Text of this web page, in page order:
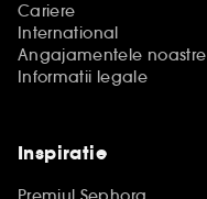
Cariere
International
Angajamentele noastre
Informatii legale
Inspiratie